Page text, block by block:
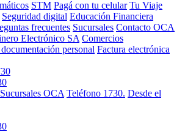
STM Pagá con tu celular Tu Viaje
Seguridad digital Educación Financiera
frecuentes Sucursales Contacto OCA
Electrónico SA Comercios
personal Factura electrónica
Sucursales OCA Teléfono 1730. Desde el